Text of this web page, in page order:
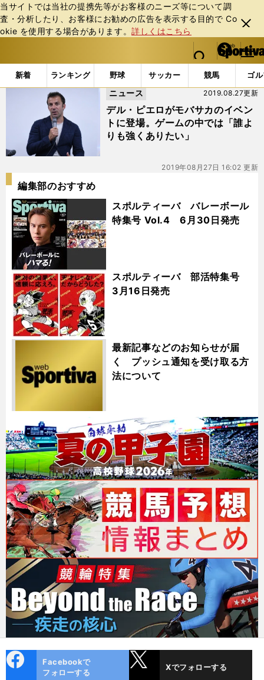
当サイトでは当社の提携先等がお客様のニーズ等について調
査・分析したり、お客様にお勧めの広告を表⽰する⽬的で Co
okie を使⽤する場合があります。詳しくはこちら
閉じ
る
web Sportiva (webスポルティーバ)
検索
マイペ
ー
ジ
メニュ
新着 ランキング 野球 サッカー 競馬 ゴ
b
ス
バ
「#モバサカ」の最新ニュース・ 情報
デル・ピエロがモバサカのイベン
トに登場。ゲームの中では「誰よ
りも強くありたい」
2019.08.27更新
ニュース
2019年08月27日 16:02 更新
編集部のおすすめ
スポルティーバ バレーボール
特集号 Vol.4 6月30日発売
スポルティーバ 部活特集号
3月16日発売
最新記事などのお知らせが届
く プッシュ通知を受け取る方
法について
ok
Facebookで
フォローする
Xでフォローする